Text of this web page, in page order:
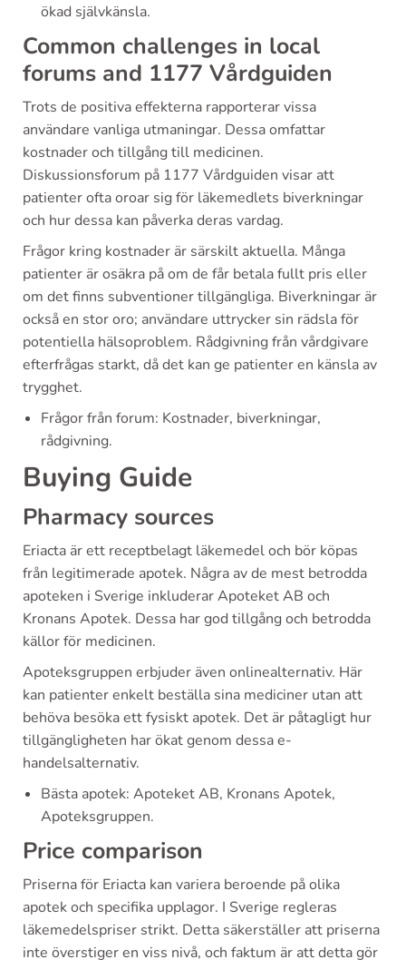
ökad självkänsla.
Common challenges in local
forums and 1177 Vårdguiden
Trots de positiva effekterna rapporterar vissa
användare vanliga utmaningar. Dessa omfattar
kostnader och tillgång till medicinen.
Diskussionsforum på 1177 Vårdguiden visar att
patienter ofta oroar sig för läkemedlets biverkningar
och hur dessa kan påverka deras vardag.
Frågor kring kostnader är särskilt aktuella. Många
patienter är osäkra på om de får betala fullt pris eller
om det finns subventioner tillgängliga. Biverkningar är
också en stor oro; användare uttrycker sin rädsla för
potentiella hälsoproblem. Rådgivning från vårdgivare
efterfrågas starkt, då det kan ge patienter en känsla av
trygghet.
Frågor från forum: Kostnader, biverkningar,
rådgivning.
Buying Guide
Pharmacy sources
Eriacta är ett receptbelagt läkemedel och bör köpas
från legitimerade apotek. Några av de mest betrodda
apoteken i Sverige inkluderar Apoteket AB och
Kronans Apotek. Dessa har god tillgång och betrodda
källor för medicinen.
Apoteksgruppen erbjuder även onlinealternativ. Här
kan patienter enkelt beställa sina mediciner utan att
behöva besöka ett fysiskt apotek. Det är påtagligt hur
tillgängligheten har ökat genom dessa e-
handelsalternativ.
Bästa apotek: Apoteket AB, Kronans Apotek,
Apoteksgruppen.
Price comparison
Priserna för Eriacta kan variera beroende på olika
apotek och specifika upplagor. I Sverige regleras
läkemedelspriser strikt. Detta säkerställer att priserna
inte överstiger en viss nivå, och faktum är att detta gör